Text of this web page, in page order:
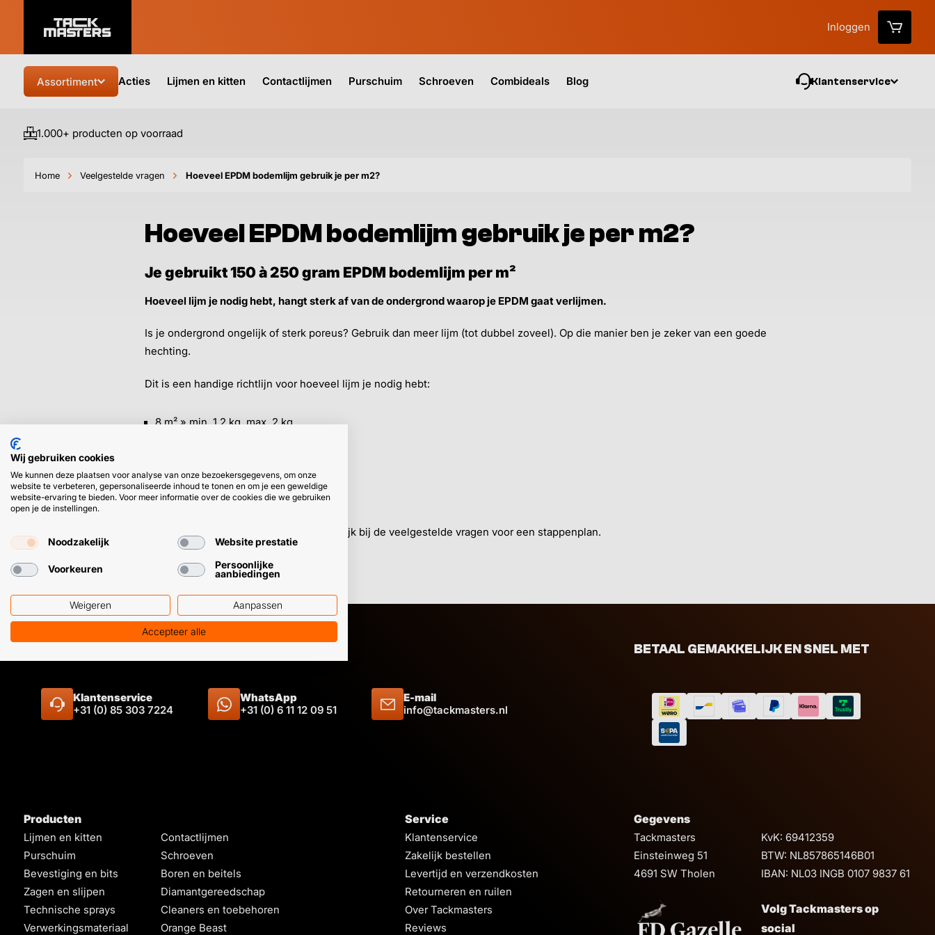
Inloggen
Assortiment Acties Lijmen en kitten Contactlijmen Purschuim Schroeven Combideals Blog Klantenservice
1.000+ producten op voorraad
Home Veelgestelde vragen Hoeveel EPDM bodemlijm gebruik je per m2?
Hoeveel EPDM bodemlijm gebruik je per m2?
Je gebruikt 150 à 250 gram EPDM bodemlijm per m²
Hoeveel lijm je nodig hebt, hangt sterk af van de ondergrond waarop je EPDM gaat verlijmen.
Is je ondergrond ongelijk of sterk poreus? Gebruik dan meer lijm (tot dubbel zoveel). Op die manier ben je zeker van een goede
hechting.
Dit is een handige richtlijn voor hoeveel lijm je nodig hebt:
8 m² » min. 1,2 kg, max. 2 kg
20 m² » min. 3 kg, max. 5 kg
100 m² » min. 15 kg, max. 25 kg
Kijk bij de veelgestelde vragen voor een stappenplan.
Klantenservice
+31 (0) 85 303 7224
WhatsApp
+31 (0) 6 11 12 09 51
E-mail
info@tackmasters.nl
BETAAL GEMAKKELIJK EN SNEL MET
Producten
Lijmen en kitten
Contactlijmen
Purschuim
Schroeven
Bevestiging en bits
Boren en beitels
Zagen en slijpen
Diamantgereedschap
Technische sprays
Cleaners en toebehoren
Verwerkingsmateriaal
Orange Beast
Service
Klantenservice
Zakelijk bestellen
Levertijd en verzendkosten
Retourneren en ruilen
Over Tackmasters
Reviews
Gegevens
Tackmasters
Einsteinweg 51
4691 SW Tholen
KvK: 69412359
BTW: NL857865146B01
IBAN: NL03 INGB 0107 9837 61
Volg Tackmasters op
social
Wij gebruiken cookies
We kunnen deze plaatsen voor analyse van onze bezoekersgegevens, om onze
website te verbeteren, gepersonaliseerde inhoud te tonen en om je een geweldige
website-ervaring te bieden. Voor meer informatie over de cookies die we gebruiken
open je de instellingen.
Noodzakelijk Website prestatie
Voorkeuren
Persoonlijke
aanbiedingen
Weigeren Aanpassen
Accepteer alle